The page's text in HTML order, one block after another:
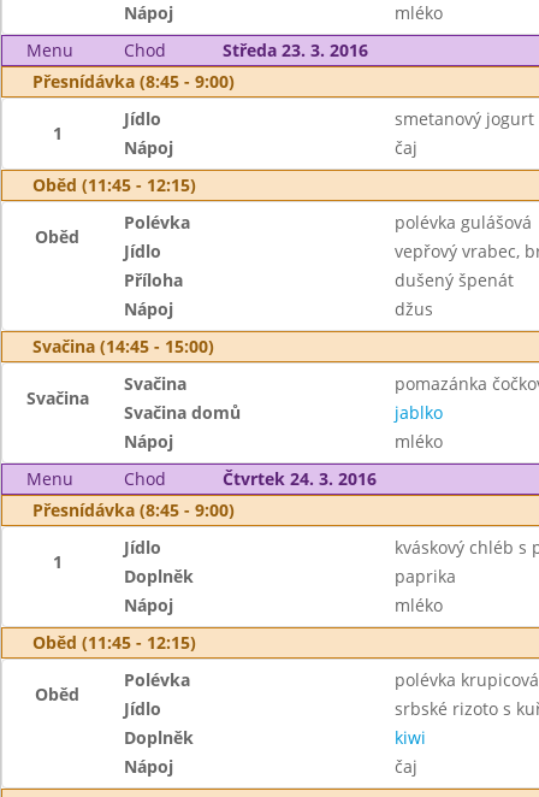
Nápoj
mléko
Menu
Chod
Středa 23. 3. 2016
Přesnídávka (8:45 - 9:00)
1
Jídlo
smetanový
Nápoj
čaj
Oběd (11:45 - 12:15)
Oběd
Polévka
polévka gulášová
Jídlo
vepřový vrabec,
Příloha
dušený špenát
Nápoj
džus
Svačina (14:45 - 15:00)
Svačina
Svačina
pomazánka
Svačina domů
jablko
Nápoj
mléko
Menu
Chod
Čtvrtek 24. 3. 2016
Přesnídávka (8:45 - 9:00)
1
Jídlo
kváskový chléb s
Doplněk
paprika
Nápoj
mléko
Oběd (11:45 - 12:15)
Oběd
Polévka
polévka
Jídlo
srbské rizoto s
Doplněk
kiwi
Nápoj
čaj